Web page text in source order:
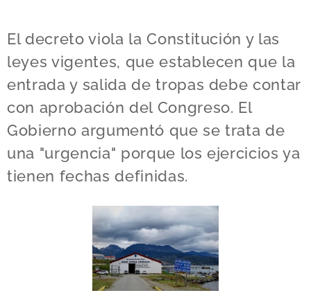
El decreto viola la Constitución y las
leyes vigentes, que establecen que la
entrada y salida de tropas debe contar
con aprobación del Congreso. El
Gobierno argumentó que se trata de
una "urgencia" porque los ejercicios ya
tienen fechas definidas.